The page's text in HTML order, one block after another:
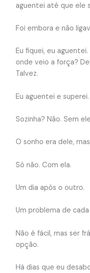
aguentei até que ele
Foi embora e não
Eu fiquei, eu
onde veio a força?
Talvez.
Eu aguentei e superei.
Sozinha? Não. Sem
O sonho era dele,
Só não. Com ela.
Um dia após o outro.
Um problema de cada
Não é fácil, mas ser
opção.
Há dias que eu